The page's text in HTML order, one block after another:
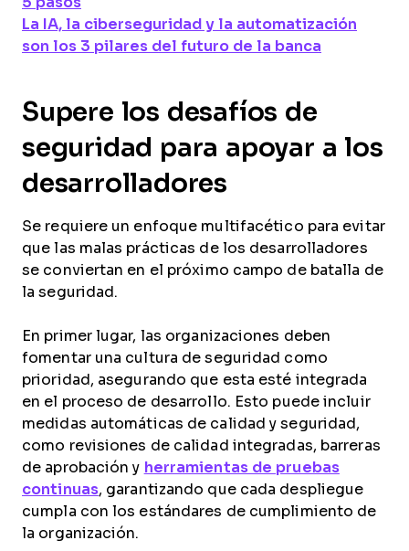
La IA, la ciberseguridad y la automatización
son los 3 pilares del futuro de la banca
Supere los desafíos de
seguridad para apoyar a los
desarrolladores
Se requiere un enfoque multifacético para evitar
que las malas prácticas de los desarrolladores
se conviertan en el próximo campo de batalla de
la seguridad.
En primer lugar, las organizaciones deben
fomentar una cultura de seguridad como
prioridad, asegurando que esta esté integrada
en el proceso de desarrollo. Esto puede incluir
medidas automáticas de calidad y seguridad,
como revisiones de calidad integradas, barreras
de aprobación y herramientas de pruebas
continuas, garantizando que cada despliegue
cumpla con los estándares de cumplimiento de
la organización.